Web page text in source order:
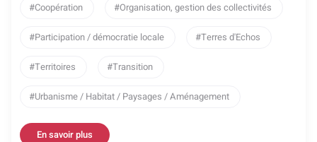
Coopération Organisation, gestion des collectivités
Participation / démocratie locale Terres d'Echos
Territoires Transition
Urbanisme / Habitat / Paysages / Aménagement
En savoir plus